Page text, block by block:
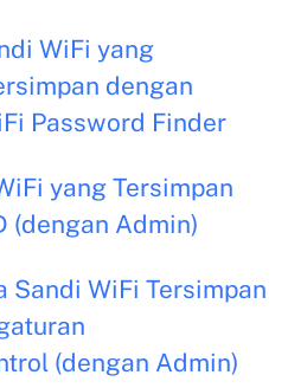
WiFi yang
dengan
Password Finder
yang Tersimpan
(dengan Admin)
Sandi WiFi Tersimpan
(dengan Admin)